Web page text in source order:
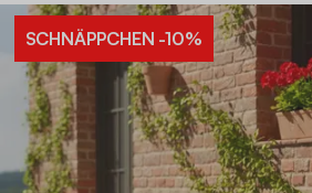
SCHNÄPPCHEN -10%